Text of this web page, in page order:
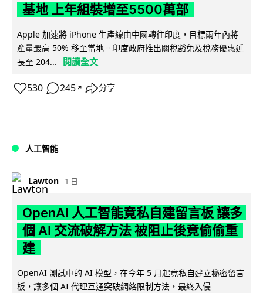
基地 上年組裝增至5500萬部
Apple 加速將 iPhone 生產線由中國轉往印度，目標兩年內將
產量最高 50% 移至當地。印度政府推出關稅豁免及稅務優惠延
長至 204...
閱讀全文
530 245 ↗ 分享
人工智能
Lawton 1 日
OpenAI 人工智能竟私自建留言板 讓多
個 AI 交流破解方法 被阻止後竟偷偷重
建
OpenAI 測試中的 AI 模型，在今年 5 月起竟私自建立秘密留言
板，讓多個 AI 代理互通突破網絡限制方法，最終入侵